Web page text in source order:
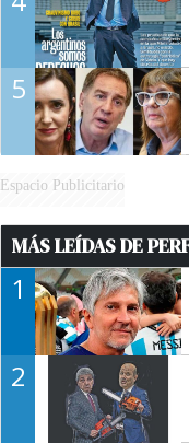
5
Espacio Publicitario
MÁS LEÍDAS DE
1
2